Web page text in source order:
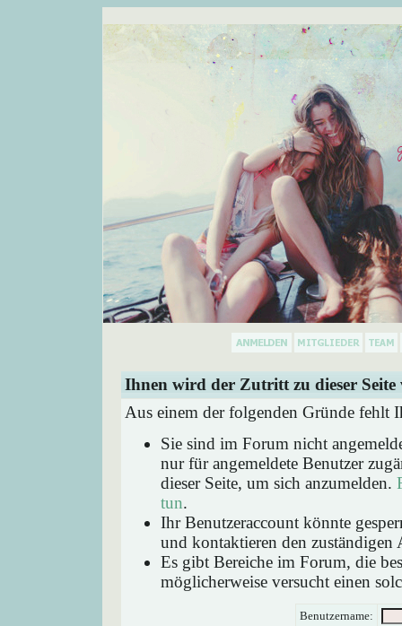
Ihnen wird der Zutritt zu dieser Seite
Aus einem der folgenden Gründe fehlt
Sie sind im Forum nicht
nur für angemeldete Benutzer
dieser Seite, um sich anzumelden.
tun.
Ihr Benutzeraccount könnte
und kontaktieren den zuständigen
Es gibt Bereiche im Forum, die
möglicherweise versucht einen
Benutzername: